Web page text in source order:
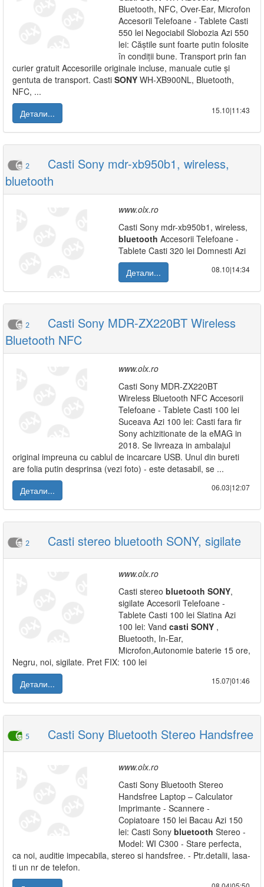
Bluetooth, NFC, Over-Ear, Microfon
Accesorii Telefoane - Tablete Casti
550 lei Negociabil Slobozia Azi 550
lei: Căștile sunt foarte putin folosite
în condiții bune. Transport prin fan
curier gratuit Accesoriile originale incluse, manuale cutie și
gentuta de transport. Casti SONY WH-XB900NL, Bluetooth,
NFC, ...
Детали...
15.10|11:43
2
Casti Sony mdr-xb950b1, wireless,
bluetooth
www.olx.ro
Casti Sony mdr-xb950b1, wireless,
bluetooth Accesorii Telefoane -
Tablete Casti 320 lei Domnesti Azi
Детали...
08.10|14:34
2
Casti Sony MDR-ZX220BT Wireless
Bluetooth NFC
www.olx.ro
Casti Sony MDR-ZX220BT
Wireless Bluetooth NFC Accesorii
Telefoane - Tablete Casti 100 lei
Suceava Azi 100 lei: Casti fara fir
Sony achizitionate de la eMAG in
2018. Se livreaza in ambalajul
original impreuna cu cablul de incarcare USB. Unul din bureti
are folia putin desprinsa (vezi foto) - este detasabil, se ...
Детали...
06.03|12:07
2 Casti stereo bluetooth SONY, sigilate
www.olx.ro
Casti stereo bluetooth SONY,
sigilate Accesorii Telefoane -
Tablete Casti 100 lei Slatina Azi
100 lei: Vand casti SONY ,
Bluetooth, In-Ear,
Microfon,Autonomie baterie 15 ore,
Negru, noi, sigilate. Pret FIX: 100 lei
Детали...
15.07|01:46
5 Casti Sony Bluetooth Stereo Handsfree
www.olx.ro
Casti Sony Bluetooth Stereo
Handsfree Laptop – Calculator
Imprimante - Scannere -
Copiatoare 150 lei Bacau Azi 150
lei: Casti Sony bluetooth Stereo -
Model: WI C300 - Stare perfecta,
ca noi, auditie impecabila, stereo si handsfree. - Ptr.detalii, lasa-
ti un nr de telefon.